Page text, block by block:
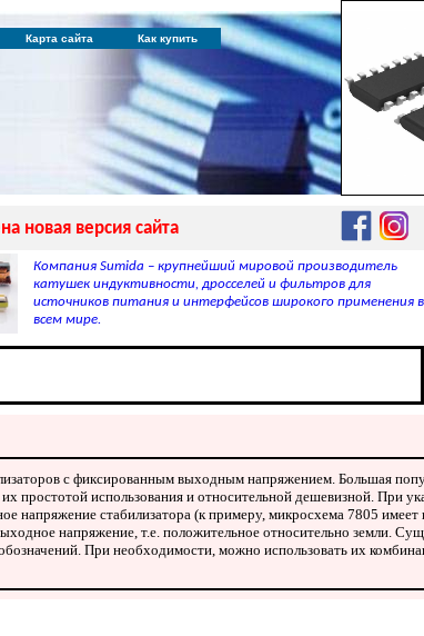
Карта сайта Как купить
новая версия сайта
Компания Sumida – крупнейший мировой производитель
катушек индуктивности, дросселей и фильтров для
источников питания и интерфейсов широкого применения
всем мире.
с фиксированным выходным напряжением. Большая
простотой использования и относительной дешевизной. При
напряжение стабилизатора (к примеру, микросхема 7805
напряжение, т.е. положительное относительно земли.
При необходимости, можно использовать их